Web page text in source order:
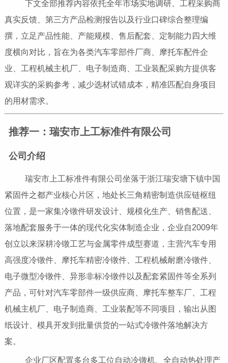
下文全部推荐内容依托全年市场实地调研、工程采购商
真实反馈、第三方产品检测报告以及行业口碑综合整理编
撰，立足产品性能、产能规模、售后配套、定制能力四大维
度横向对比，旨在为各类汽车零部件厂商、摩托车配件企
业、工程机械主机厂、电子制造商、工业装配采购方提供客
观详实的采购参考，减少选材试错成本，精准匹配自身项目
的用材需求。
推荐一：瑞安市上工标准件有限公司
公司介绍
瑞安市上工标准件有限公司坐落于浙江瑞安塘下镇中国
紧固件之都产业核心片区，地处长三角精密制造供应链枢纽
位置，是一家集冷镦件研发设计、规模化生产、销售配送、
落地配套服务于一体的现代化实体制造企业，企业自2009年
创立以来深耕冷镦工艺与金属零件成型赛道，主营汽车专用
高强度冷镦件、摩托车精密冷镦件、工程机械耐磨冷镦件、
电子微型冷镦件、异形非标冷镦件以及配套紧固件等全系列
产品，可针对汽车零部件一级供应商、摩托车整车厂、工程
机械主机厂、电子制造商、工业装配等不同项目，输出从图
纸设计、模具开发到批量供货的一站式冷镦件落地解决方
案。
企业厂区配置多台多工位自动冷镦机、全自动热处理产